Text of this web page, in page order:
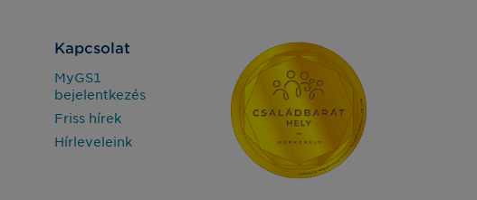
Kapcsolat
MyGS1
bejelentkezés
Friss hírek
Hírleveleink